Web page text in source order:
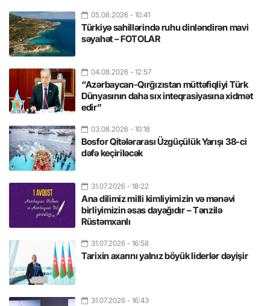
05.08.2026 - 10:41
Türkiyə sahillərində ruhu dinləndirən mavi
səyahət – FOTOLAR
04.08.2026 - 12:57
“Azərbaycan-Qırğızıstan müttəfiqliyi Türk
Dünyasının daha sıx inteqrasiyasına xidmət
edir”
03.08.2026 - 10:18
Bosfor Qitələrarası Üzgüçülük Yarışı 38-ci
dəfə keçiriləcək
31.07.2026 - 18:22
Ana dilimiz milli kimliyimizin və mənəvi
birliyimizin əsas dayağıdır – Tənzilə
Rüstəmxanlı
31.07.2026 - 16:58
Tarixin axarını yalnız böyük liderlər dəyişir
31.07.2026 - 16:43